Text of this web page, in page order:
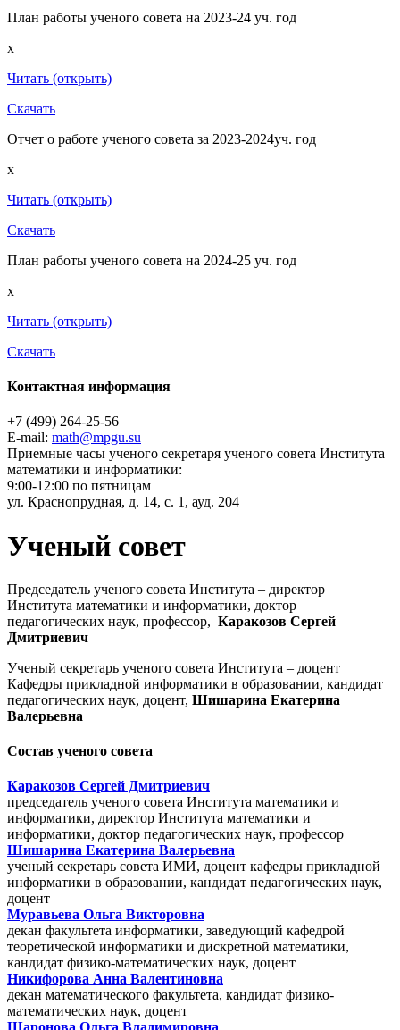
План работы ученого совета на 2023-24 уч. год
x
Читать (открыть)
Скачать
Отчет о работе ученого совета за 2023-2024уч. год
x
Читать (открыть)
Скачать
План работы ученого совета на 2024-25 уч. год
x
Читать (открыть)
Скачать
Контактная информация
+7 (499) 264-25-56
E-mail: math@mpgu.su
Приемные часы ученого секретаря ученого совета Института
математики и информатики:
9:00-12:00 по пятницам
ул. Краснопрудная, д. 14, с. 1, ауд. 204
Ученый совет
Председатель ученого совета Института – директор
Института математики и информатики, доктор
педагогических наук, профессор, Каракозов Сергей
Дмитриевич
Ученый секретарь ученого совета Института – доцент
Кафедры прикладной информатики в образовании, кандидат
педагогических наук, доцент, Шишарина Екатерина
Валерьевна
Состав ученого совета
Каракозов Сергей Дмитриевич
председатель ученого совета Института математики и
информатики, директор Института математики и
информатики, доктор педагогических наук, профессор
Шишарина Екатерина Валерьевна
ученый секретарь совета ИМИ, доцент кафедры прикладной
информатики в образовании, кандидат педагогических наук,
доцент
Муравьева Ольга Викторовна
декан факультета информатики, заведующий кафедрой
теоретической информатики и дискретной математики,
кандидат физико-математических наук, доцент
Никифорова Анна Валентиновна
декан математического факультета, кандидат физико-
математических наук, доцент